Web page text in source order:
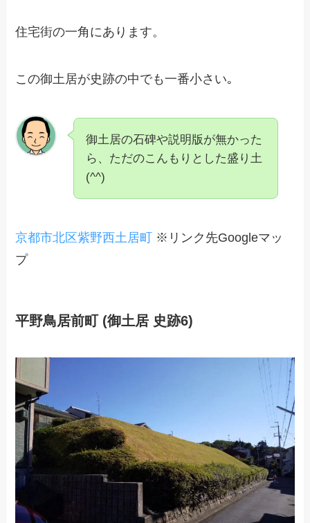
住宅街の一角にあります。
この御土居が史跡の中でも一番小さい｡
御土居の石碑や説明版が無かった
ら、ただのこんもりとした盛り土
(^^)
京都市北区紫野西土居町 ※リンク先Googleマッ
プ
平野鳥居前町 (御土居 史跡6)